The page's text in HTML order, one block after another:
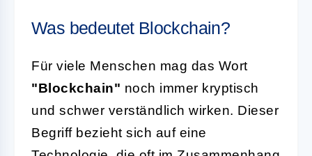
Was bedeutet Blockchain?
Für viele Menschen mag das Wort
"Blockchain" noch immer kryptisch
und schwer verständlich wirken. Dieser
Begriff bezieht sich auf eine